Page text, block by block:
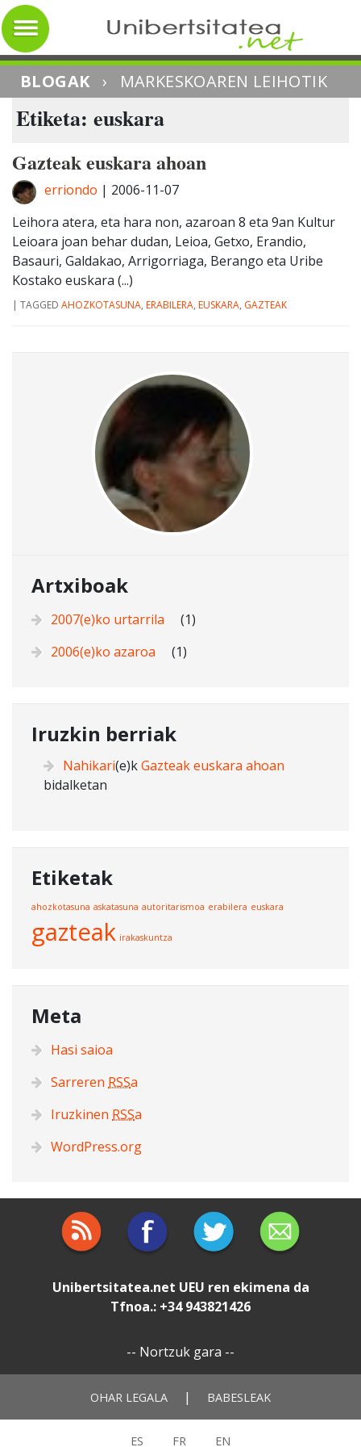
BLOGAK › MARKESKOAREN LEIHOTIK
Etiketa: euskara
Gazteak euskara ahoan
erriondo | 2006-11-07
Leihora atera, eta hara non, azaroan 8 eta 9an Kultur
Leioara joan behar dudan, Leioa, Getxo, Erandio,
Basauri, Galdakao, Arrigorriaga, Berango eta Uribe
Kostako euskara (...)
| TAGGED AHOZKOTASUNA, ERABILERA, EUSKARA, GAZTEAK
Artxiboak
2007(e)ko urtarrila
(1)
2006(e)ko azaroa
(1)
Iruzkin berriak
Nahikari(e)kGazteak euskara ahoan
bidalketan
Etiketak
ahozkotasuna askatasuna autoritarismoa erabilera euskara
gazteak irakaskuntza
Meta
Hasi saioa
Sarreren RSSa
Iruzkinen RSSa
WordPress.org
Unibertsitatea.net UEU ren ekimena da
Tfnoa.: +34 943821426
-- Nortzuk gara --
OHAR LEGALA | BABESLEAK
ES FR EN